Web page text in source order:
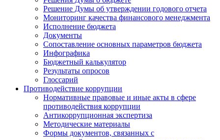
Решение Думы об утверждении годового отчета
Мониторинг качества финансового менеджмента
Исполнение бюджета
Документы
Сопоставление основных параметров бюджета
Инфографика
Бюджетный калькулятор
Результаты опросов
Глоссарий
Противодействие коррупции
Нормативные правовые и иные акты в сфере
противодействия коррупции
Антикоррупционная экспертиза
Методические материалы
Формы документов, связанных с